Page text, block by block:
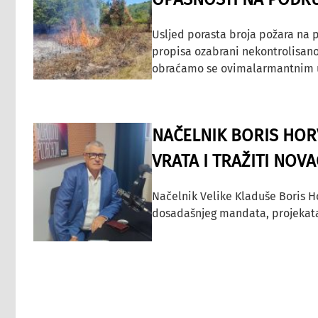
Usljed porasta broja požara na
propisa ozabrani
obraćamo se ovimalarmantnim
NAČELNIK BORIS
VRATA I TRAŽITI
Načelnik Velike Kladuše Boris
dosadašnjeg mandata,